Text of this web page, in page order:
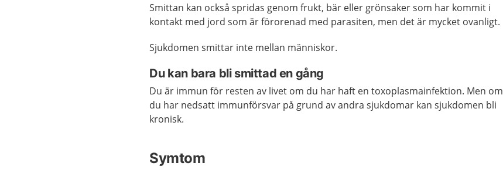
Smittan kan också spridas genom frukt, bär eller grönsaker som har kommit i
kontakt med jord som är förorenad med parasiten, men det är mycket ovanligt.
Sjukdomen smittar inte mellan människor.
Du kan bara bli smittad en gång
Du är immun för resten av livet om du har haft en toxoplasmainfektion. Men om
du har nedsatt immunförsvar på grund av andra sjukdomar kan sjukdomen bli
kronisk.
Symtom